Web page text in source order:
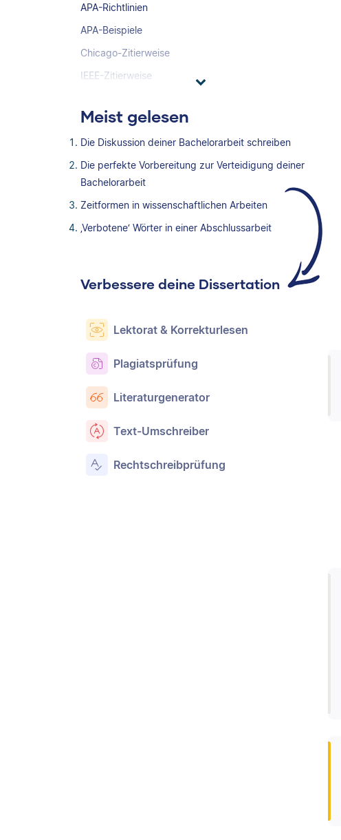
APA-Richtlinien
APA-Beispiele
Chicago-Zitierweise
IEEE-Zitierweise
Meist gelesen
Die Diskussion deiner Bachelorarbeit schreiben
Die perfekte Vorbereitung zur Verteidigung deiner
Bachelorarbeit
Zeitformen in wissenschaftlichen Arbeiten
‚Verbotene‘ Wörter in einer Abschlussarbeit
Verbessere deine Dissertation
Lektorat & Korrekturlesen
Plagiatsprüfung
Literaturgenerator
Text-Umschreiber
Rechtschreibprüfung